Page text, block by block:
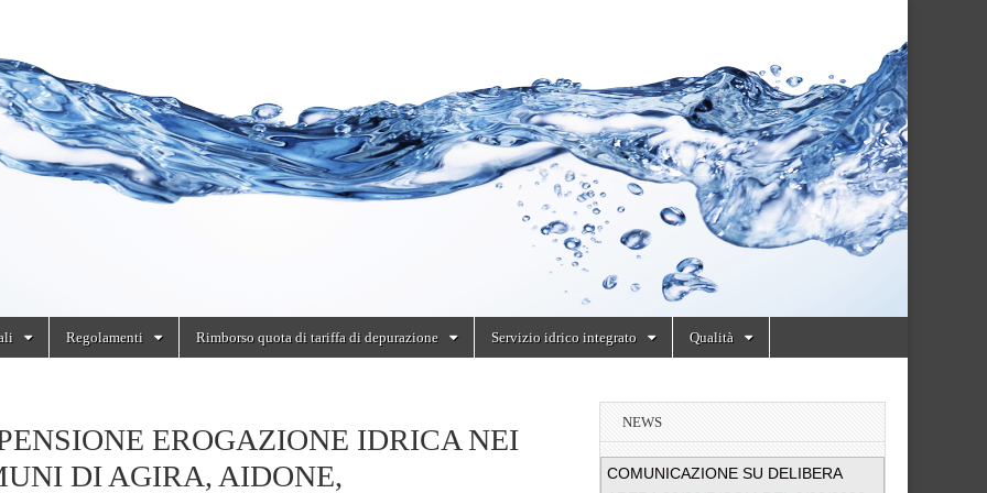
Regolamenti Rimborso quota di tariffa di depurazione Servizio idrico integrato Qualità
EROGAZIONE IDRICA NEI
DI AGIRA, AIDONE,
NEWS
COMUNICAZIONE SU DELIBERA